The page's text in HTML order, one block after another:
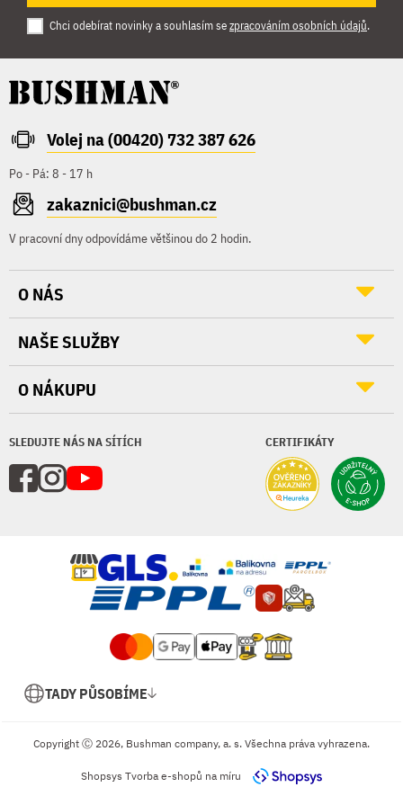
Chci odebírat novinky a souhlasím sezpracováním osobních údajů.
Volej na (00420) 732 387 626
Po - Pá: 8 - 17 h
zakaznici@bushman.cz
V pracovní dny odpovídáme většinou do 2 hodin.
SLEDUJTE NÁS NA SÍTÍCH CERTIFIKÁTY
O NÁS
NAŠE SLUŽBY
O NÁKUPU
TADY PŮSOBÍME
Copyright Ⓒ 2026, Bushman company, a. s. Všechna práva vyhrazena.
Shopsys Tvorba e-shopů na míru